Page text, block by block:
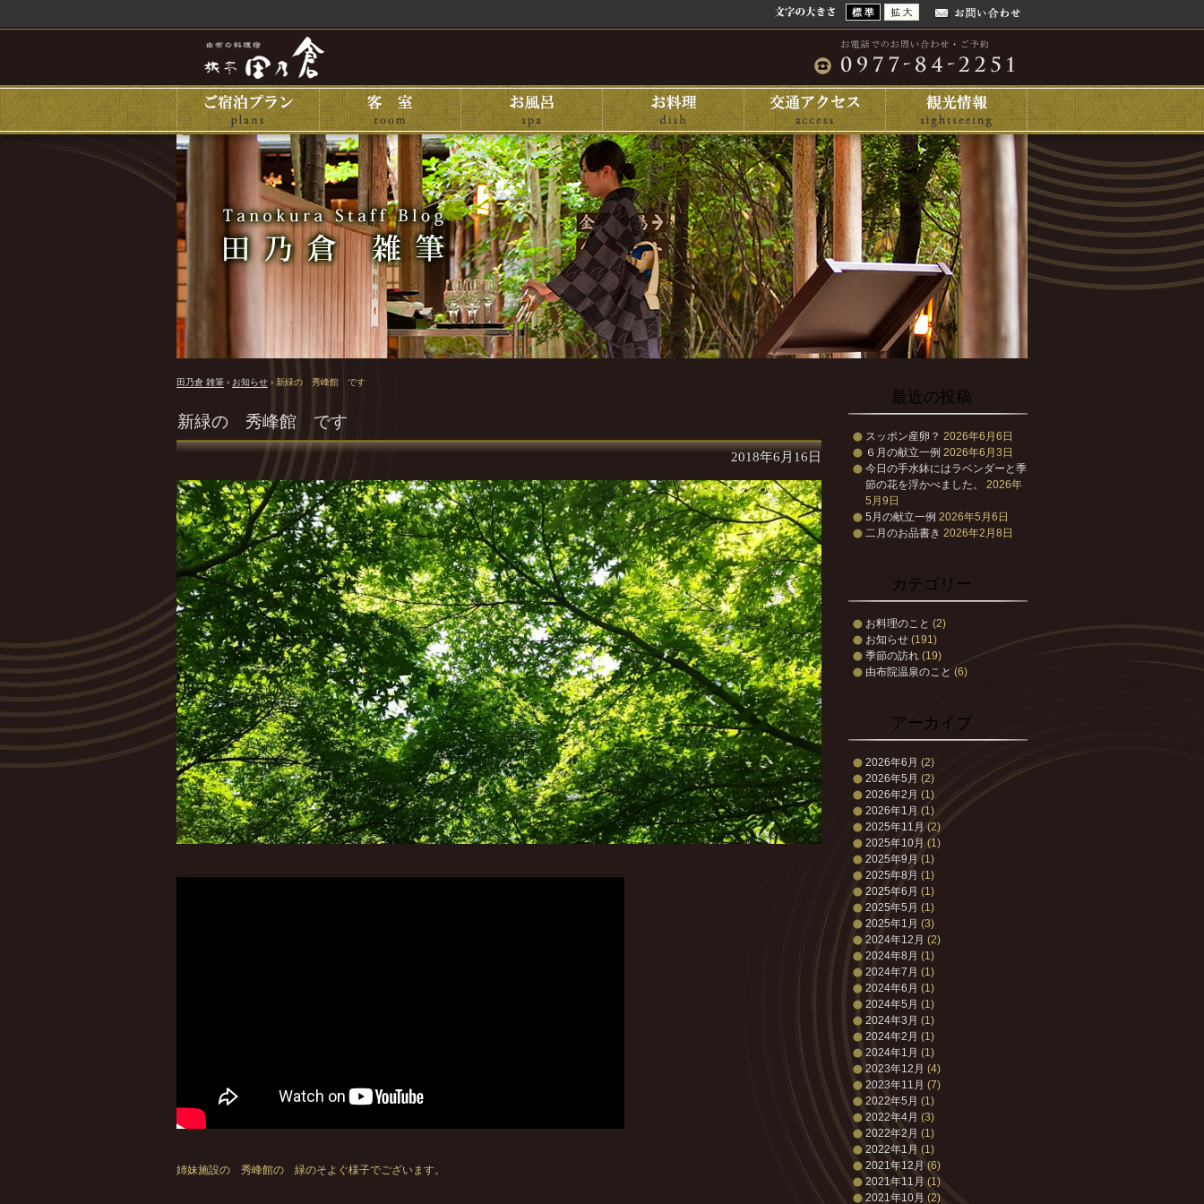
田乃倉 雑筆 › お知らせ › 新緑の 秀峰館 です
新緑の 秀峰館 です
2018年6月16日
姉妹施設の 秀峰館の 緑のそよぐ様子でございます。
最近の投稿
スッポン産卵？ 2026年6月6日
６月の献立一例 2026年6月3日
今日の手水鉢にはラベンダーと季
節の花を浮かべました。
2026年
5月9日
5月の献立一例 2026年5月6日
二月のお品書き 2026年2月8日
カテゴリー
お料理のこと (2)
お知らせ (191)
季節の訪れ (19)
由布院温泉のこと (6)
アーカイブ
2026年6月 (2)
2026年5月 (2)
2026年2月 (1)
2026年1月(1)
2025年11月 (2)
2025年10月 (1)
2025年9月 (1)
2025年8月 (1)
2025年6月 (1)
2025年5月 (1)
2025年1月 (3)
2024年12月 (2)
2024年8月 (1)
2024年7月 (1)
2024年6月 (1)
2024年5月 (1)
2024年3月 (1)
2024年2月 (1)
2024年1月 (1)
2023年12月 (4)
2023年11月 (7)
2022年5月 (1)
2022年4月 (3)
2022年2月 (1)
2022年1月 (1)
2021年12月 (6)
2021年11月 (1)
2021年10月 (2)